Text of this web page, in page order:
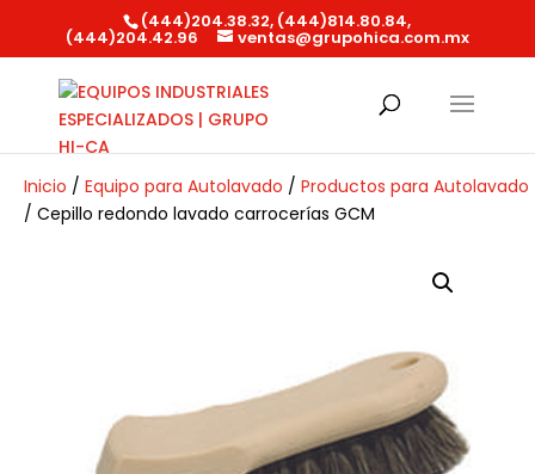
(444)204.38.32, (444)814.80.84,
(444)204.42.96 ventas@grupohica.com.mx
Inicio / Equipo para Autolavado / Productos para Autolavado
/ Cepillo redondo lavado carrocerías GCM